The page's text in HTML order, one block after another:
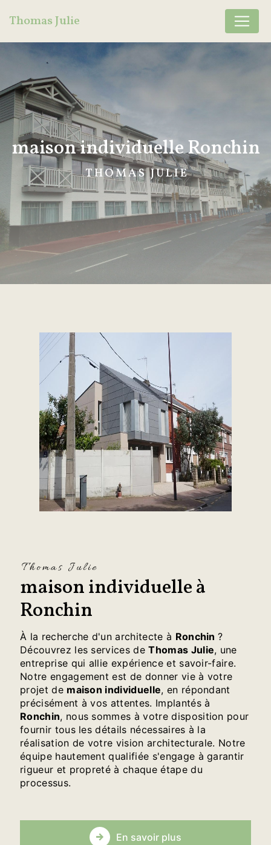
Thomas Julie
maison individuelle Ronchin
THOMAS JULIE
Thomas Julie
maison individuelle à
Ronchin
À la recherche d'un architecte à Ronchin?
Découvrez les services deThomas Julie, une
entreprise qui allie expérience et savoir-faire.
Notre engagement est de donner vie à votre
projet de maison individuelle, en répondant
précisément à vos attentes. Implantés à
Ronchin, nous sommes à votre disposition pour
fournir tous les détails nécessaires à la
réalisation de votre vision architecturale. Notre
équipe hautement qualifiée s'engage à garantir
rigueur et propreté à chaque étape du
processus.
En savoir plus